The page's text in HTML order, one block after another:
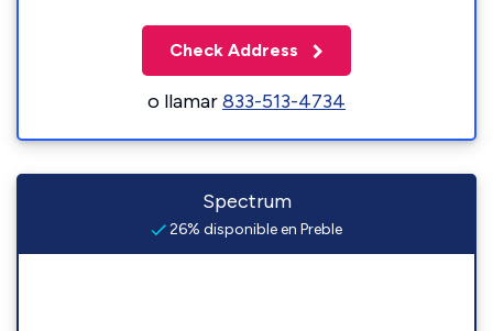
Check Address
o llamar833-513-4734
Spectrum
26% disponible en Preble